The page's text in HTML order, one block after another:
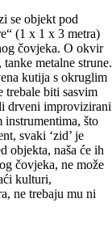
se objekt pod
(1 x 1 x 3 metra)
čovjeka. O okvir
metalne strune.
kutija s okruglim
trebale biti sasvim
drveni improvizirani
instrumentima, što
svaki ‘zid’ je
objekta, naša će ih
čovjeka, ne može
kulturi,
ne trebaju mu ni